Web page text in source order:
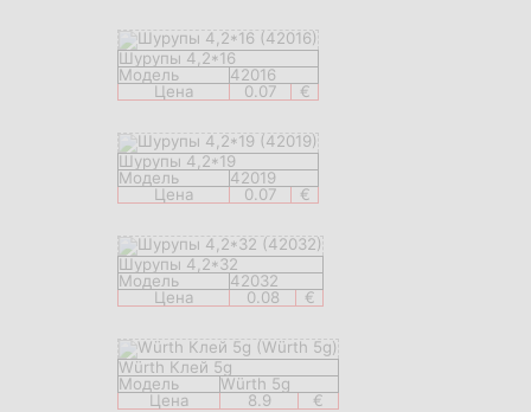
Шурупы 4,2*16
Модель
42016
Цена
0.07 €
Шурупы 4,2*19
Модель
42019
Цена
0.07 €
Шурупы 4,2*32
Модель
42032
Цена
0.08 €
Würth Клей 5g
Модель
Würth 5g
Цена
8.9 €